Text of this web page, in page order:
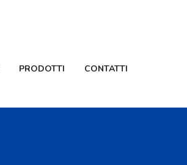
PRODOTTI CONTATTI